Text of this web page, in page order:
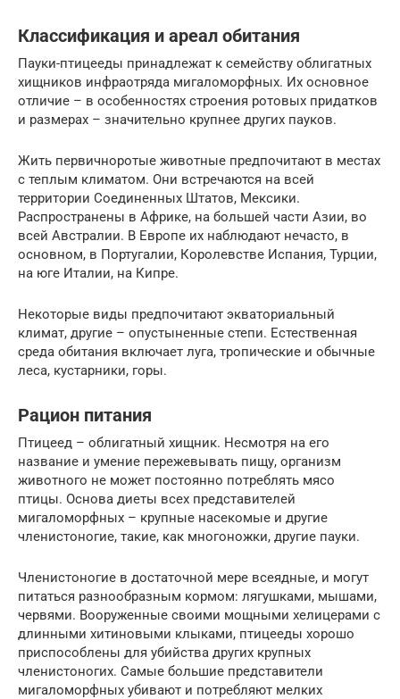
Классификация и ареал обитания
Пауки-птицееды принадлежат к семейству облигатных
хищников инфраотряда мигаломорфных. Их основное
отличие – в особенностях строения ротовых придатков
и размерах – значительно крупнее других пауков.
Жить первичноротые животные предпочитают в местах
с теплым климатом. Они встречаются на всей
территории Соединенных Штатов, Мексики.
Распространены в Африке, на большей части Азии, во
всей Австралии. В Европе их наблюдают нечасто, в
основном, в Португалии, Королевстве Испания, Турции,
на юге Италии, на Кипре.
Некоторые виды предпочитают экваториальный
климат, другие – опустыненные степи. Естественная
среда обитания включает луга, тропические и обычные
леса, кустарники, горы.
Рацион питания
Птицеед – облигатный хищник. Несмотря на его
название и умение пережевывать пищу, организм
животного не может постоянно потреблять мясо
птицы. Основа диеты всех представителей
мигаломорфных – крупные насекомые и другие
членистоногие, такие, как многоножки, другие пауки.
Членистоногие в достаточной мере всеядные, и могут
питаться разнообразным кормом: лягушками, мышами,
червями. Вооруженные своими мощными хелицерами с
длинными хитиновыми клыками, птицееды хорошо
приспособлены для убийства других крупных
членистоногих. Самые большие представители
мигаломорфных убивают и потребляют мелких